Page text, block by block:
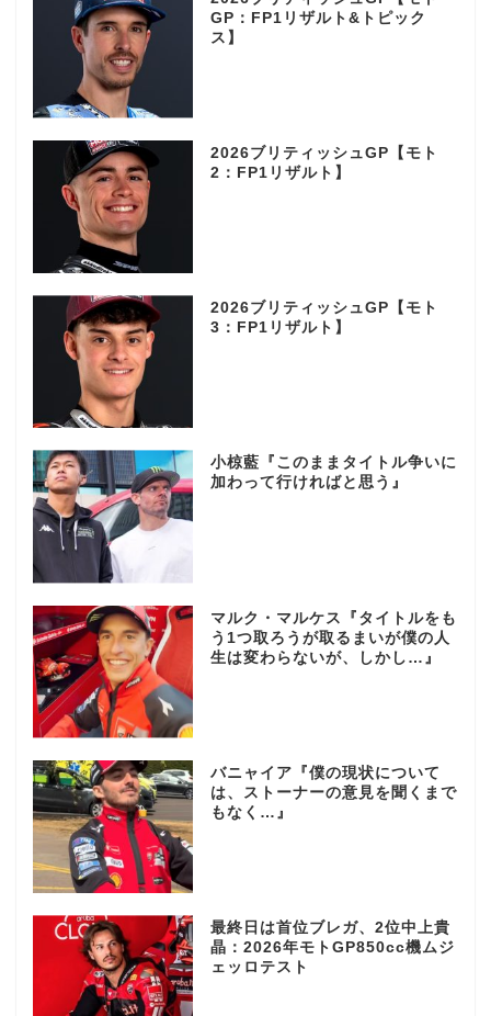
GP：FP1リザルト&トピック
ス】
2026ブリティッシュGP【モト
2：FP1リザルト】
2026ブリティッシュGP【モト
3：FP1リザルト】
小椋藍『このままタイトル争いに
加わって行ければと思う』
マルク・マルケス『タイトルをも
う1つ取ろうが取るまいが僕の人
生は変わらないが、しかし…』
バニャイア『僕の現状について
は、ストーナーの意見を聞くまで
もなく…』
最終日は首位ブレガ、2位中上貴
晶：2026年モトGP850cc機ムジ
ェッロテスト